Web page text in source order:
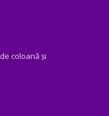
coloană și